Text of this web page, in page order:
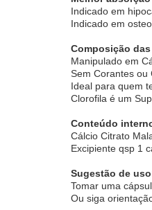
Indicado em
Indicado em
Composição
Manipulado em
Sem Corantes ou
Ideal para quem
Clorofila é um
Conteúdo
Cálcio Citrato
Excipiente qsp 1
Sugestão de
Tomar uma
Ou siga